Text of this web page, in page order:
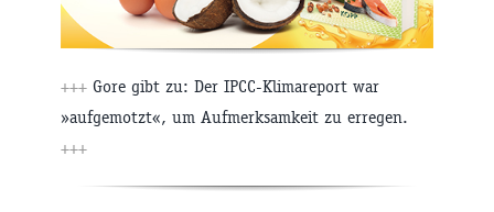
+++ Gore gibt zu: Der IPCC-Klimareport war
»aufgemotzt«, um Aufmerksamkeit zu erregen.
+++